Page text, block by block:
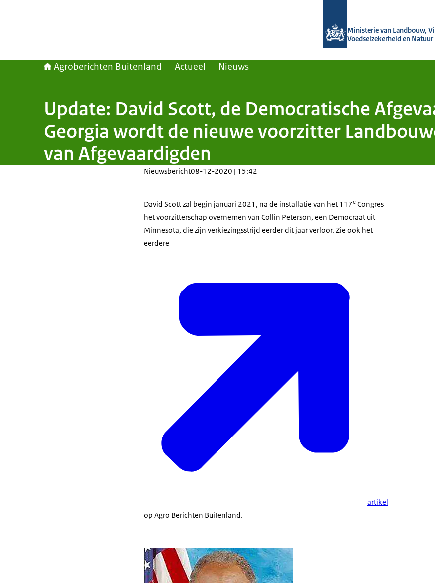
Ministerie van Landbouw,
Voedselzekerheid en Natuur
Agroberichten Buitenland Actueel Nieuws
Update: David Scott, de Democratische
Georgia wordt de nieuwe voorzitter
van Afgevaardigden
Nieuwsbericht08-12-2020 | 15:42
David Scott zal begin januari 2021, na de installatie van het 117e Congres
het voorzitterschap overnemen van Collin Peterson, een Democraat uit
Minnesota, die zijn verkiezingsstrijd eerder dit jaar verloor. Zie ook het
eerdere
artikel
op Agro Berichten Buitenland.